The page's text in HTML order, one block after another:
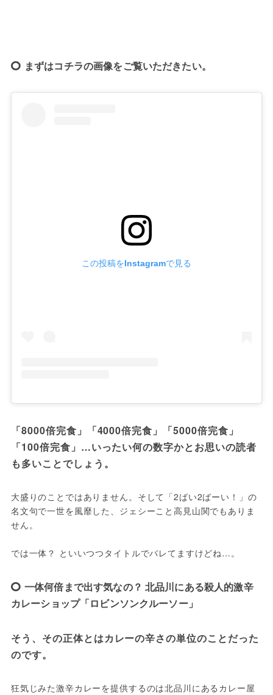
まずはコチラの画像をご覧いただきたい。
この投稿をInstagramで見る
「8000倍完食」「4000倍完食」「5000倍完食」
「100倍完食」…いったい何の数字かとお思いの読者
も多いことでしょう。
大盛りのことではありません。そして「2ばい2ばーい！」の
名文句で一世を風靡した、ジェシーこと高見山関でもありま
せん。
では一体？ といいつつタイトルでバレてますけどね…。
一体何倍まで出す気なの？ 北品川にある殺人的激辛
カレーショップ「ロビンソンクルーソー」
そう、その正体とはカレーの辛さの単位のことだった
のです。
狂気じみた激辛カレーを提供するのは北品川にあるカレー屋